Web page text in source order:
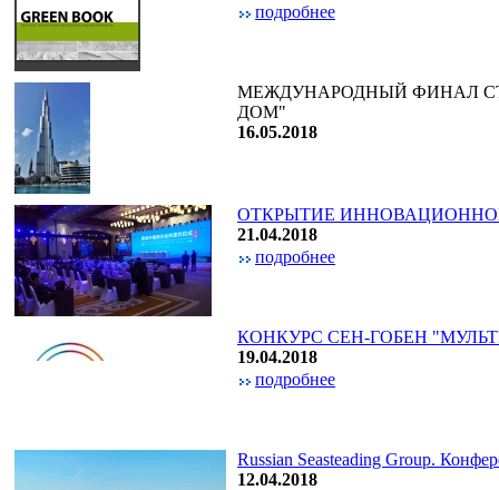
подробнее
МЕЖДУНАРОДНЫЙ ФИНАЛ
ДОМ"
16.05.2018
ОТКРЫТИЕ
21.04.2018
подробнее
КОНКУРС СЕН-ГОБЕН
19.04.2018
подробнее
Russian Seasteading Group.
12.04.2018